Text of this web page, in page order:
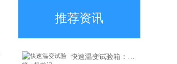
推荐资讯
快速温变试验箱：提前识